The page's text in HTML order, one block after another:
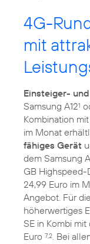
4G-
mit
Einsteiger-
Samsung A121
Kombination
im Monat
fähiges Gerät
dem Samsung
GB
24,99 Euro im
Angebot. Für
höherwertiges
SE in Kombi mit
Euro 7,2 . Bei